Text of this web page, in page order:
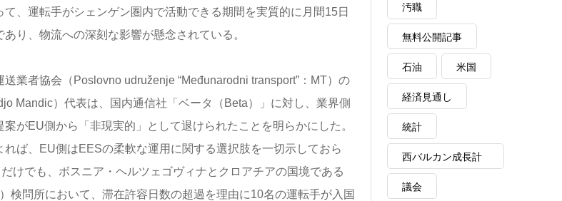
て、運転手がシェンゲン圏内で活動できる期間を実質的に月間15日
り、物流への深刻な影響が懸念されている。
業者協会（Poslovno udruženje “Međunarodni transport”：MT）の
Mandic）代表は、国内通信社「ベータ（Beta）」に対し、業界側
がEU側から「非現実的」として退けられたことを明らかにした。
れば、EU側はEESの柔軟な運用に関する選択肢を一切示しておら
けでも、ボスニア・ヘルツェゴヴィナとクロアチアの国境である
検問所において、滞在許容日数の超過を理由に10名の運転手が入国
汚職
無料公開記事
石油 米国
経済見通し
統計
西バルカン成長計
画
議会